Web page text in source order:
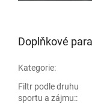
Doplňkové
Kategorie:
Filtr podle druhu
sportu a zájmu::